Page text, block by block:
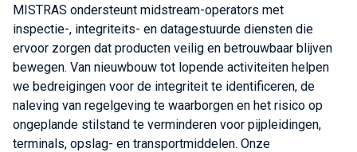
MISTRAS ondersteunt midstream-operators met
inspectie-, integriteits- en datagestuurde diensten die
ervoor zorgen dat producten veilig en betrouwbaar blijven
bewegen. Van nieuwbouw tot lopende activiteiten helpen
we bedreigingen voor de integriteit te identificeren, de
naleving van regelgeving te waarborgen en het risico op
ongeplande stilstand te verminderen voor pijpleidingen,
terminals, opslag- en transportmiddelen. Onze